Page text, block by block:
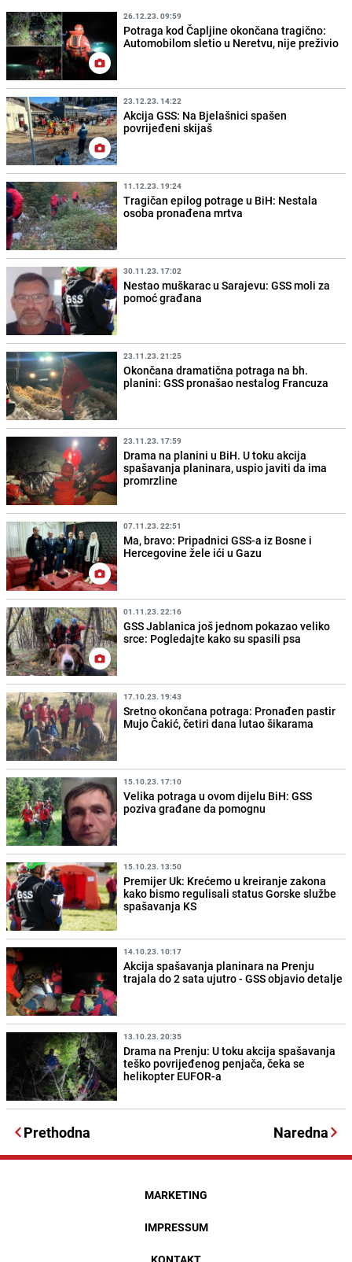
26.12.23. 09:59
Potraga kod Čapljine okončana tragično:
Automobilom sletio u Neretvu, nije preživio
23.12.23. 14:22
Akcija GSS: Na Bjelašnici spašen
povrijeđeni skijaš
11.12.23. 19:24
Tragičan epilog potrage u BiH: Nestala
osoba pronađena mrtva
30.11.23. 17:02
Nestao muškarac u Sarajevu: GSS moli za
pomoć građana
23.11.23. 21:25
Okončana dramatična potraga na bh.
planini: GSS pronašao nestalog Francuza
23.11.23. 17:59
Drama na planini u BiH. U toku akcija
spašavanja planinara, uspio javiti da ima
promrzline
07.11.23. 22:51
Ma, bravo: Pripadnici GSS-a iz Bosne i
Hercegovine žele ići u Gazu
01.11.23. 22:16
GSS Jablanica još jednom pokazao veliko
srce: Pogledajte kako su spasili psa
17.10.23. 19:43
Sretno okončana potraga: Pronađen pastir
Mujo Čakić, četiri dana lutao šikarama
15.10.23. 17:10
Velika potraga u ovom dijelu BiH: GSS
poziva građane da pomognu
15.10.23. 13:50
Premijer Uk: Krećemo u kreiranje zakona
kako bismo regulisali status Gorske službe
spašavanja KS
14.10.23. 10:17
Akcija spašavanja planinara na Prenju
trajala do 2 sata ujutro - GSS objavio detalje
13.10.23. 20:35
Drama na Prenju: U toku akcija spašavanja
teško povrijeđenog penjača, čeka se
helikopter EUFOR-a
Prethodna Naredna
MARKETING
IMPRESSUM